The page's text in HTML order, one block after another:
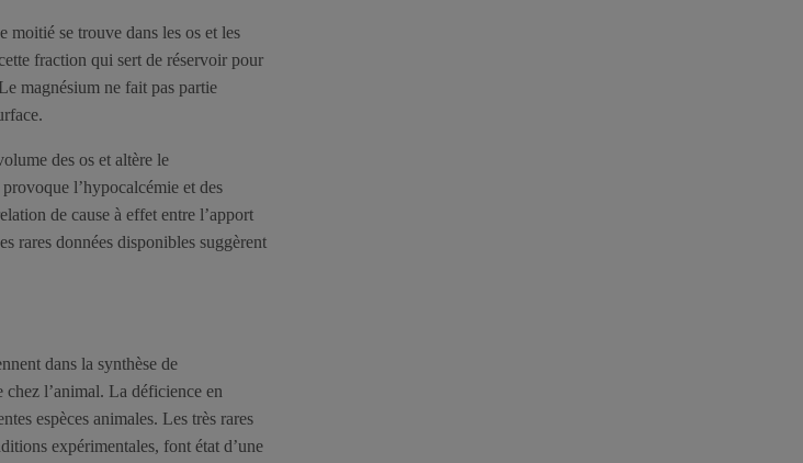
moitié se trouve dans les os et les
fraction qui sert de réservoir pour
magnésium ne fait pas partie
des os et altère le
l’hypocalcémie et des
de cause à effet entre l’apport
rares données disponibles suggèrent
dans la synthèse de
chez l’animal. La déficience en
espèces animales. Les très rares
expérimentales, font état d’une